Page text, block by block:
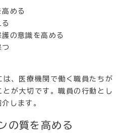
める
の意識を高める
、医療機関で働く職員たちが
が大切です。職員の行動とし
します。
の質を高める